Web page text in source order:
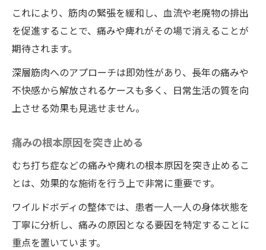
これにより、筋肉の緊張を緩和し、血流や老廃物の排出
を促進することで、痛みや痺れがその場で消えることが
期待されます。
深層筋肉へのアプローチは即効性があり、長年の痛みや
不快感から解放されるケースも多く、日常生活の質を向
上させる効果も見逃せません。
痛みの根本原因を突き止める
むち打ち症などの痛みや痺れの根本原因を突き止めるこ
とは、効果的な施術を行う上で非常に重要です。
ワイルドボディの整体では、患者一人一人の身体状態を
丁寧に分析し、痛みの原因となる要因を特定することに
重点を置いています。